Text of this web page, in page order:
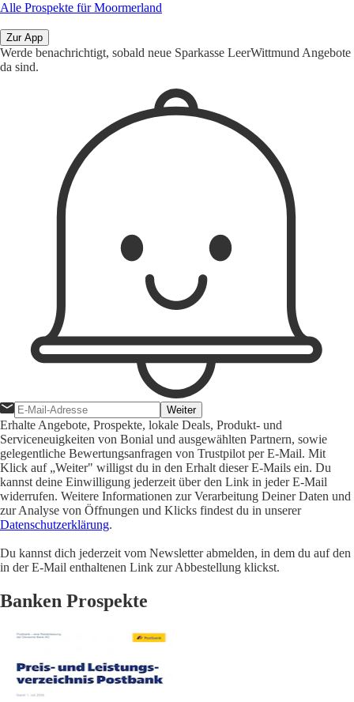
Alle Prospekte für Moormerland
Zur App
Werde benachrichtigt, sobald neue Sparkasse LeerWittmund Angebote
da sind.
Weiter
Erhalte Angebote, Prospekte, lokale Deals, Produkt- und
Serviceneuigkeiten von Bonial und ausgewählten Partnern, sowie
gelegentliche Bewertungsanfragen von Trustpilot per E-Mail. Mit
Klick auf „Weiter" willigst du in den Erhalt dieser E-Mails ein. Du
kannst deine Einwilligung jederzeit über den Link in jeder E-Mail
widerrufen. Weitere Informationen zur Verarbeitung Deiner Daten und
zur Analyse von Öffnungen und Klicks findest du in unserer
Datenschutzerklärung.
Du kannst dich jederzeit vom Newsletter abmelden, in dem du auf den
in der E-Mail enthaltenen Link zur Abbestellung klickst.
Banken Prospekte